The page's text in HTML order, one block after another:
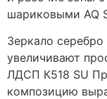
шариковыми AQ
Зеркало
увеличивают
ЛДСП К518 SU
композицию